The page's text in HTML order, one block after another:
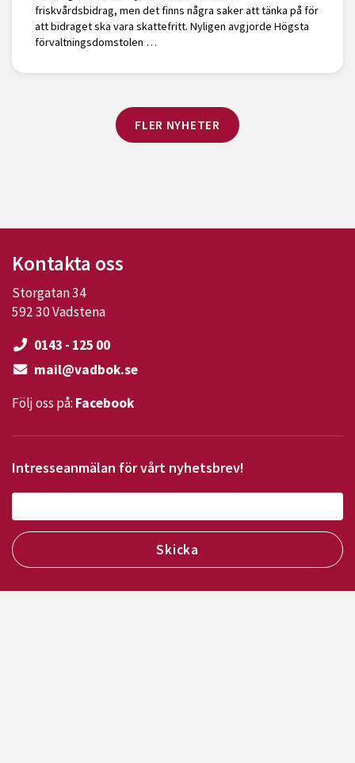
friskvårdsbidrag, men det finns några saker att tänka på för
att bidraget ska vara skattefritt. Nyligen avgjorde Högsta
förvaltningsdomstolen …
FLER NYHETER
Kontakta oss
Storgatan 34
592 30 Vadstena
0143 - 125 00
mail@vadbok.se
Följ oss på: Facebook
Intresseanmälan för vårt nyhetsbrev!